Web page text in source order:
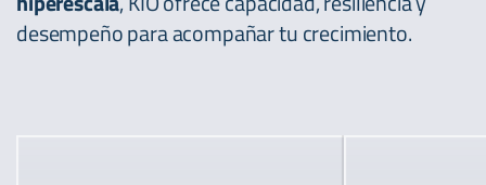
desempeño para acompañar tu crecimiento.